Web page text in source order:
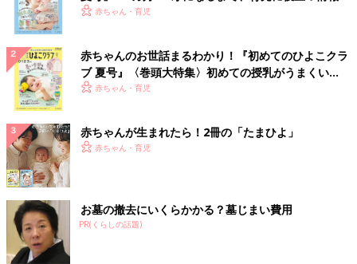
いっぱい！
赤ちゃん・育児
赤ちゃんのお世話まるわかり！『初めてのひよこクラ
ブ 夏号』〈巻頭大特集〉初めての授乳がうまくい
く！ おっぱい・ミルクの基本と夏のトラブル 解決テ
赤ちゃん・育児
赤ちゃんが生まれたら！2冊の「たまひよ」
赤ちゃん・育児
お墓の撤去にいくらかかる？墓じまい費用
PR(くらしの話題)